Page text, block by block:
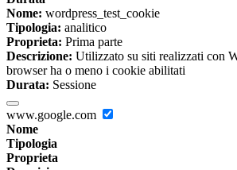
Nome: wordpress_test_cookie
Tipologia: analitico
Proprieta: Prima parte
Descrizione: Utilizzato su siti realizzati con
browser ha o meno i cookie abilitati
Durata: Sessione
www.google.com
Nome
Tipologia
Proprieta